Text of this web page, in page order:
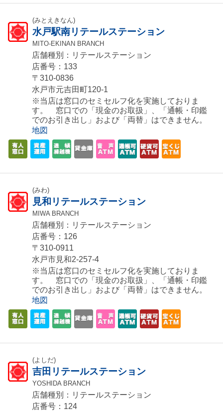
(みとえきなん)
水戸駅南リテールステーション
MITO-EKINAN BRANCH
店舗種別：リテールステーション
店番号：133
〒310-0836
水戸市元吉田町120-1
※当店は窓口のセミセルフ化を実施しておりま
す。 窓口での「現金のお取扱」、「通帳・印鑑
でのお引き出し」および「両替」はできません。
地図
(みわ)
見和リテールステーション
MIWA BRANCH
店舗種別：リテールステーション
店番号：126
〒310-0911
水戸市見和2-257-4
※当店は窓口のセミセルフ化を実施しておりま
す。 窓口での「現金のお取扱」、「通帳・印鑑
でのお引き出し」および「両替」はできません。
地図
(よしだ)
吉田リテールステーション
YOSHIDA BRANCH
店舗種別：リテールステーション
店番号：124